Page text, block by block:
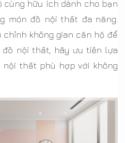
cùng hữu ích dành cho bạn
món đồ nội thất đa năng.
không gian căn hộ để
nội thất, hãy ưu tiên lựa
nội thất phù hợp với không